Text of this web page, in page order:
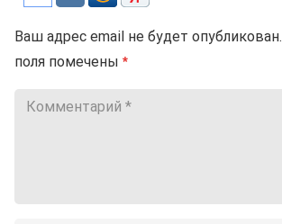
Ваш адрес email не будет опубликован.
поля помечены *